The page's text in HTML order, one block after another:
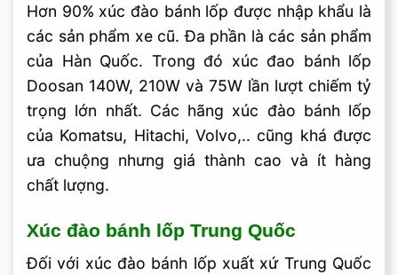
Hơn 90% xúc đào bánh lốp được nhập khẩu là
các sản phẩm xe cũ. Đa phần là các sản phẩm
của Hàn Quốc. Trong đó xúc đao bánh lốp
Doosan 140W, 210W và 75W lần lượt chiếm tỷ
trọng lớn nhất. Các hãng xúc đào bánh lốp
của Komatsu, Hitachi, Volvo,.. cũng khá được
ưa chuộng nhưng giá thành cao và ít hàng
chất lượng.
Xúc đào bánh lốp Trung Quốc
Đối với xúc đào bánh lốp xuất xứ Trung Quốc